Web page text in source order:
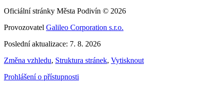
Oficiální stránky Města Podivín © 2026
Provozovatel Galileo Corporation s.r.o.
Poslední aktualizace: 7. 8. 2026
Změna vzhledu, Struktura stránek, Vytisknout
Prohlášení o přístupnosti